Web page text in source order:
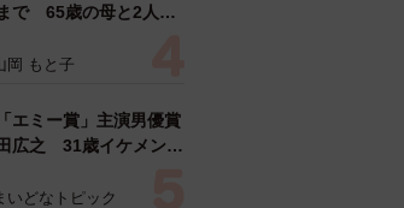
で 65歳の母と2人で
分刻み… 「大学生で
岡 もと子
エミー賞」主演男優賞
広之 31歳イケメン俳
ヒロさんそっくり」
いどなトピック